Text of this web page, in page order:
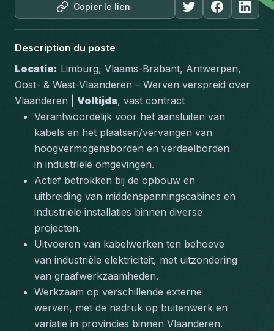
Copier le lien
Description du poste
Locatie: Limburg, Vlaams-Brabant, Antwerpen,
Oost- & West-Vlaanderen – Werven verspreid over
Vlaanderen
Voltijds, vast contract
Verantwoordelijk voor het aansluiten van
kabels en het plaatsen/vervangen van
hoogvermogensborden en verdeelborden
in industriële omgevingen.
Actief betrokken bij de opbouw en
uitbreiding van middenspanningscabines en
industriële installaties binnen diverse
projecten.
Uitvoeren van kabelwerken ten behoeve
van industriële elektriciteit, met uitzondering
van graafwerkzaamheden.
Werkzaam op verschillende externe
werven, met de nadruk op buitenwerk en
variatie in provincies binnen Vlaanderen.